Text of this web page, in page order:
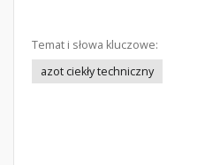
Temat i słowa kluczowe:
azot ciekły techniczny